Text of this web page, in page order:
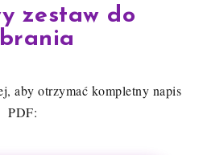
zestaw do
aby otrzymać kompletny napis
PDF: